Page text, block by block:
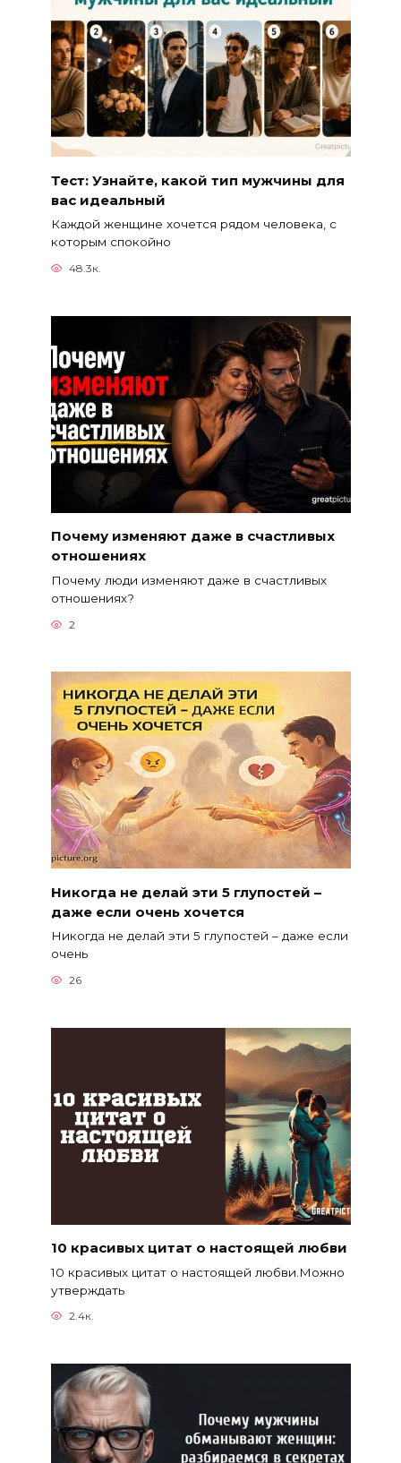
Тест: Узнайте, какой тип мужчины для
вас идеальный
Каждой женщине хочется рядом человека, с
которым спокойно
48.3к.
Почему изменяют даже в счастливых
отношениях
Почему люди изменяют даже в счастливых
отношениях?
2
Никогда не делай эти 5 глупостей –
даже если очень хочется
Никогда не делай эти 5 глупостей – даже если
очень
26
10 красивых цитат о настоящей любви
10 красивых цитат о настоящей любви.Можно
утверждать
2.4к.